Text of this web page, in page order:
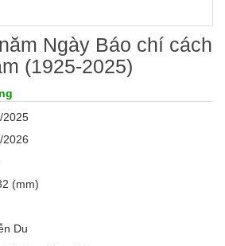
Ngày Báo chí cách
(1925-2025)
2025
2026
(mm)
Du